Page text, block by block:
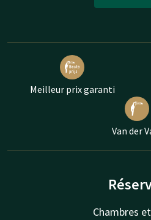
Meilleur prix garanti
Van der
Chambres